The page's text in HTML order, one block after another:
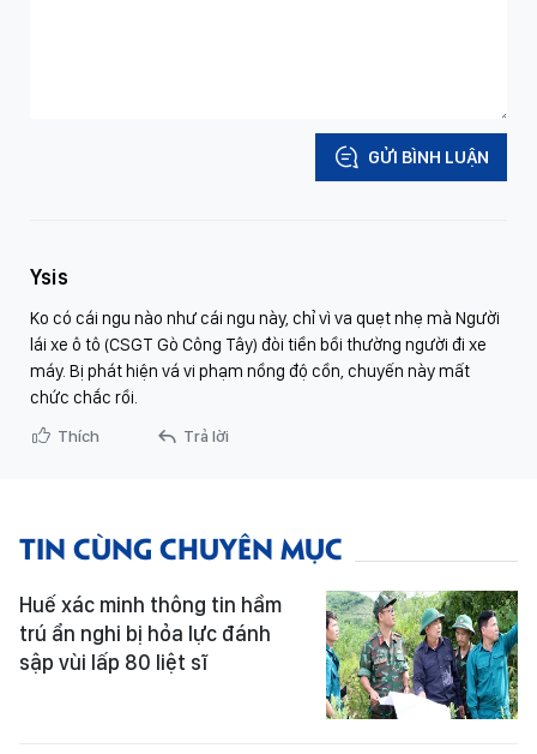
GỬI BÌNH LUẬN
Ysis
Ko có cái ngu nào như cái ngu này, chỉ vì va quẹt nhẹ mà Người
lái xe ô tô (CSGT Gò Công Tây) đòi tiền bồi thường người đi xe
máy. Bị phát hiện vá vi phạm nồng độ cồn, chuyến này mất
chức chắc rồi.
Thích Trả lời
TIN CÙNG CHUYÊN MỤC
Huế xác minh thông tin hầm
trú ẩn nghi bị hỏa lực đánh
sập vùi lấp 80 liệt sĩ